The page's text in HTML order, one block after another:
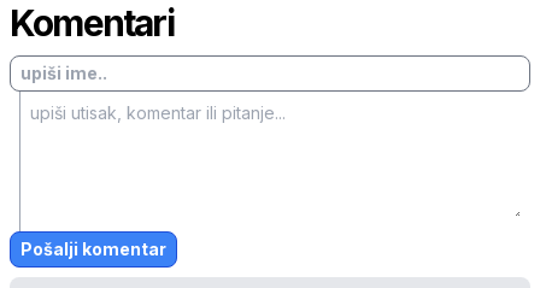
Komentari
Pošalji komentar